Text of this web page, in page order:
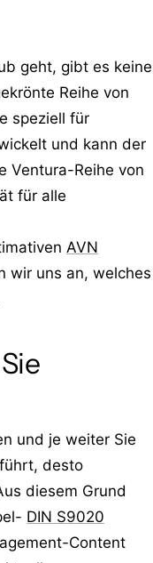
geht, gibt es keine
Reihe von
speziell für
und kann der
Ventura-Reihe von
für alle
AVN
wir uns an, welches
und je weiter Sie
desto
diesem Grund
DIN S9020
Content